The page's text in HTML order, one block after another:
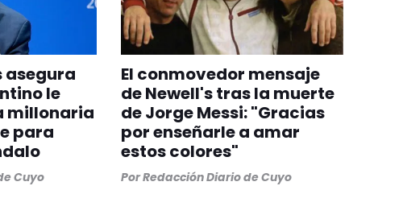
asegura
le
millonaria
para
Cuyo
El conmovedor mensaje
de Newell's tras la muerte
de Jorge Messi: "Gracias
por enseñarle a amar
estos colores"
PorRedacción Diario de Cuyo